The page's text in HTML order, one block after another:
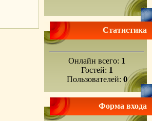
Статистика
Онлайн всего: 1
Гостей: 1
Пользователей: 0
Форма входа